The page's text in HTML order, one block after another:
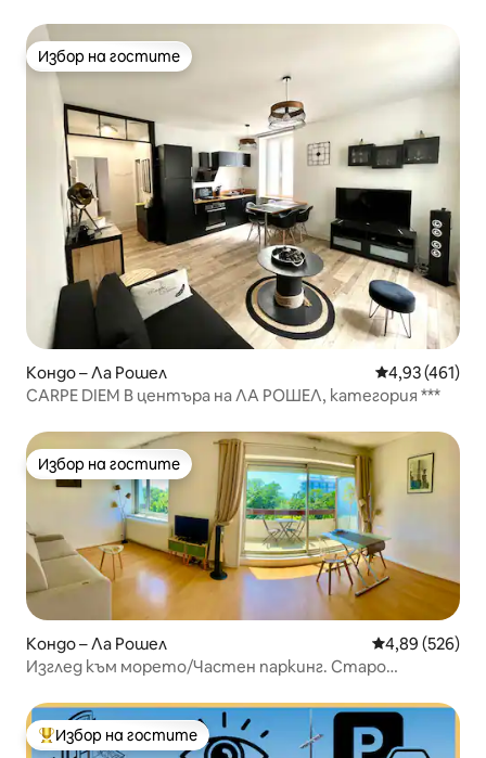
Избор на гостите
Избор на гостите
Кондо – Ла Рошел Средна
4,93 (461)
CARPE DIEM В центъра на ЛА РОШЕЛ, категория ***
Избор на гостите
Избор на гостите
Кондо – Ла Рошел Средна
4,89 (526)
Изглед към морето/Частен паркинг. Старо
Най-популярен избор на гостите
Избор на гостите